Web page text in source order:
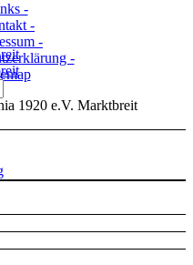
-
-
-
-
1920 e.V. Marktbreit